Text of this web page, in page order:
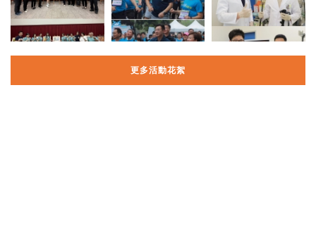
更多活動花絮